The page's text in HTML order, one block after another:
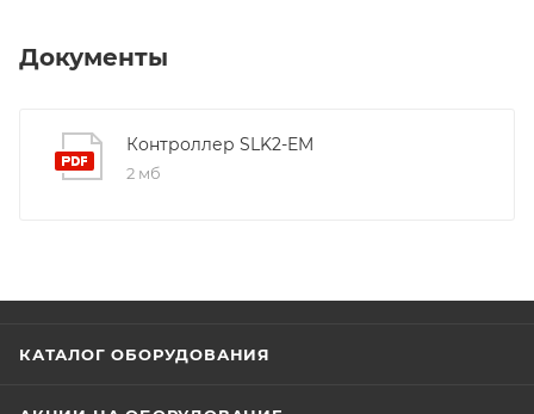
мультикарты / PIN-коды, блокировка двух дверей;
эксплуатации: -40...60 С; Класс защиты: IP66;
Потребление Тока: < 35mA; Напряжение питания:
Документы
Контроллер SLK2-EM
2 мб
КАТАЛОГ ОБОРУДОВАНИЯ